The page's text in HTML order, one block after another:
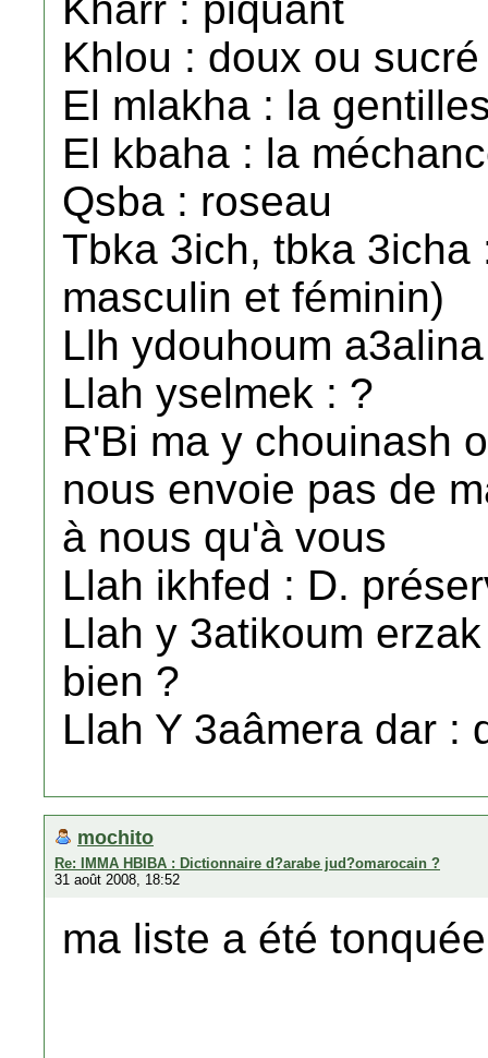
Khlou : doux ou sucré
El mlakha : la
El kbaha : la
Qsba : roseau
Tbka 3ich, tbka
masculin et féminin)
Llh ydouhoum
Llah yselmek : ?
R'Bi ma y chouinash
nous envoie pas de
à nous qu'à vous
Llah ikhfed : D.
Llah y 3atikoum
bien ?
Llah Y 3aâmera dar :
mochito
Re: IMMA HBIBA : Dictionnaire d?arabe jud?omarocain ?
31 août 2008, 18:52
ma liste a été